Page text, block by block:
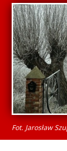
Fot. Jarosław